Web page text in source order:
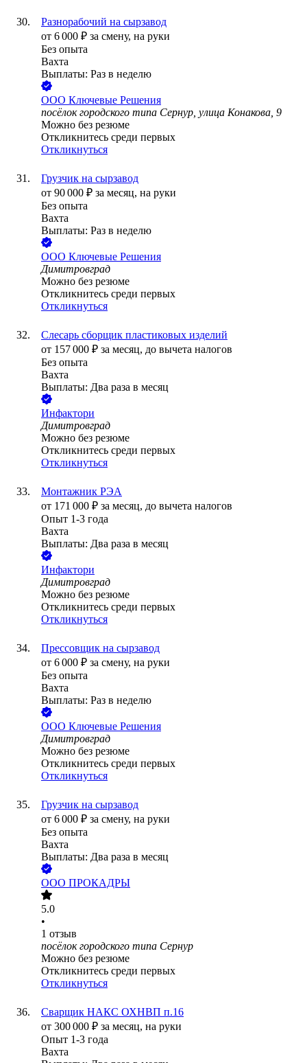
Разнорабочий на сырзавод
от 6 000 ₽ за смену, на руки
Без опыта
Вахта
Выплаты: Раз в неделю
ООО Ключевые Решения
посёлок городского типа Сернур, улица Конакова, 9
Можно без резюме
Откликнитесь среди первых
Откликнуться
Грузчик на сырзавод
от 90 000 ₽ за месяц, на руки
Без опыта
Вахта
Выплаты: Раз в неделю
ООО Ключевые Решения
Димитровград
Можно без резюме
Откликнитесь среди первых
Откликнуться
Слесарь сборщик пластиковых изделий
от 157 000 ₽ за месяц, до вычета налогов
Без опыта
Вахта
Выплаты: Два раза в месяц
Инфактори
Димитровград
Можно без резюме
Откликнитесь среди первых
Откликнуться
Монтажник РЭА
от 171 000 ₽ за месяц, до вычета налогов
Опыт 1-3 года
Вахта
Выплаты: Два раза в месяц
Инфактори
Димитровград
Можно без резюме
Откликнитесь среди первых
Откликнуться
Прессовщик на сырзавод
от 6 000 ₽ за смену, на руки
Без опыта
Вахта
Выплаты: Раз в неделю
ООО Ключевые Решения
Димитровград
Можно без резюме
Откликнитесь среди первых
Откликнуться
Грузчик на сырзавод
от 6 000 ₽ за смену, на руки
Без опыта
Вахта
Выплаты: Два раза в месяц
ООО ПРОКАДРЫ
5.0
•
1 отзыв
посёлок городского типа Сернур
Можно без резюме
Откликнитесь среди первых
Откликнуться
Сварщик НАКС ОХНВП п.16
от 300 000 ₽ за месяц, на руки
Опыт 1-3 года
Вахта